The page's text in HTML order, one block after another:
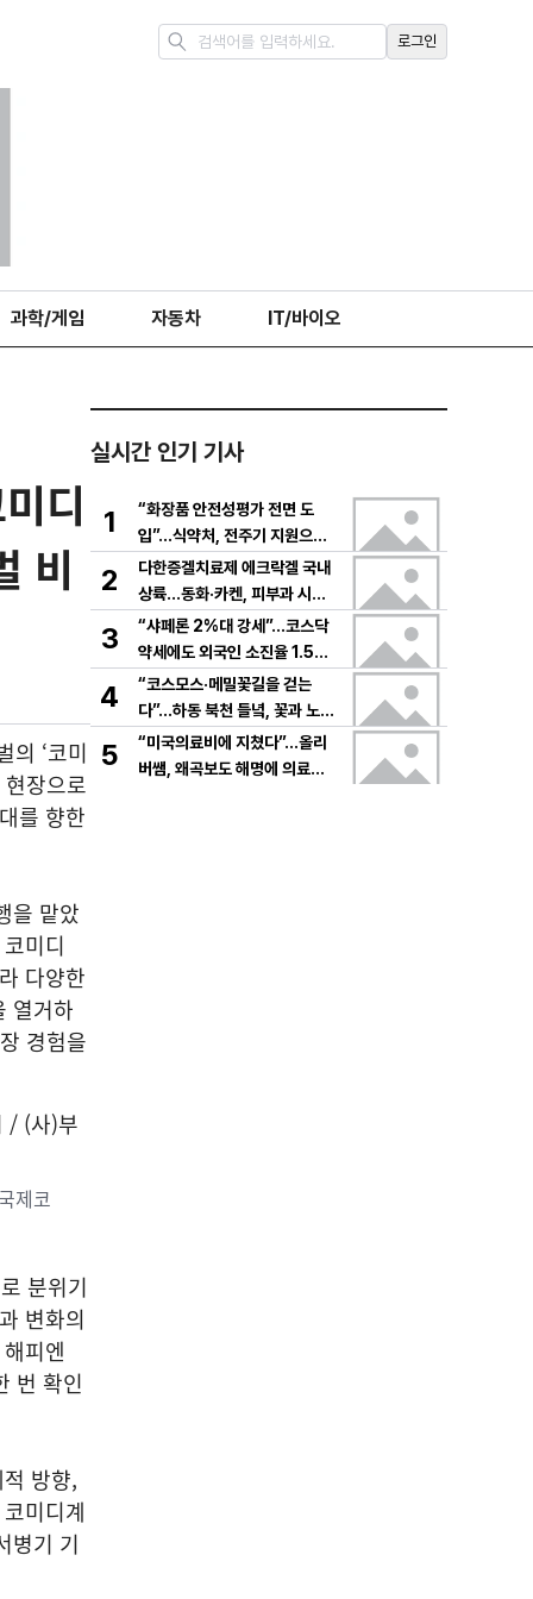
로그인
과학/게임 자동차 IT/바이오
디
비
의 ‘코미
장으로
를 향한
을 맡았
미디
다양한
열거하
경험을
제코
분위기
변화의
피엔
번 확인
방향,
미디계
병기 기
실시간 인기 기사
1
“화장품 안전성평가 전면 도
입”…식약처, 전주기 지원으로
K뷰티 고도화
2
다한증겔치료제 에크락겔 국내
상륙…동화·카켄, 피부과 시장
공략
3
“샤페론 2%대 강세”…코스닥
약세에도 외국인 소진율 1.5
9% 기록
4
“코스모스·메밀꽃길을 걷는
다”…하동 북천 들녘, 꽃과 노래
로 물드는 가을의 하루
5
“미국의료비에 지쳤다”…올리
버쌤, 왜곡보도 해명에 의료시